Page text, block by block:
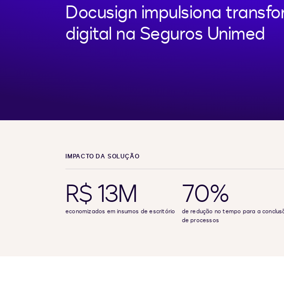
Docusign impulsiona
digital na Seguros Unimed
IMPACTO DA SOLUÇÃO
R$ 13M
economizados em insumos de escritório
70%
de redução no tempo para a
de processos